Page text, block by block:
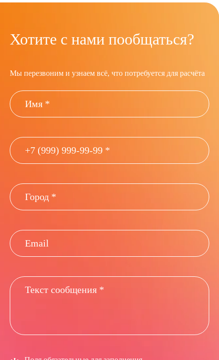
Хотите с нами пообщаться?
Мы перезвоним и узнаем всё, что потребуется для расчёта